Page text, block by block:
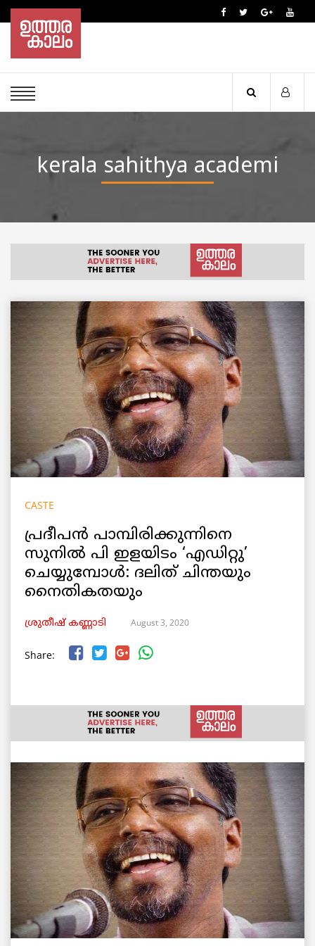
kerala sahithya academi
CASTE
പ്രദീപൻ പാമ്പിരിക്കുന്നിനെ
സുനിൽ പി ഇളയിടം ‘എഡിറ്റു’
ചെയ്യുമ്പോൾ: ദലിത് ചിന്തയും
നൈതികതയും
ശ്രുതീഷ് കണ്ണാടി August 3, 2020
Share: